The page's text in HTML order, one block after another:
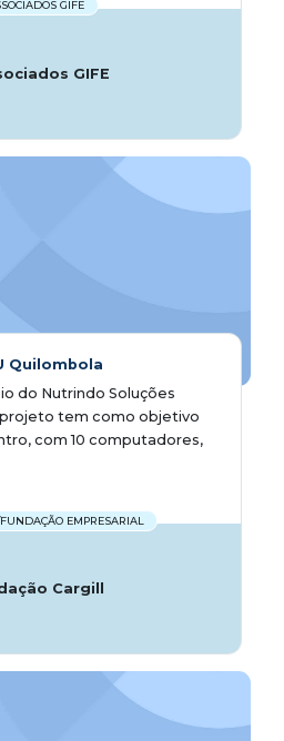
GIFE
GIFE
Quilombola
do Nutrindo Soluções
projeto tem como objetivo
com 10 computadores,
EMPRESARIAL
Cargill